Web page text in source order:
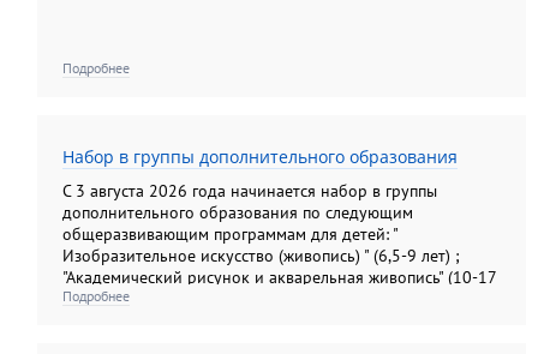
Подробнее
Набор в группы дополнительного образования
С 3 августа 2026 года начинается набор в группы
дополнительного образования по следующим
общеразвивающим программам для детей: "
Изобразительное искусство (живопись) " (6,5-9 лет) ;
"Академический рисунок и акварельная живопись" (10-17
лет); "Изобразительное искусство (рисунок, живопись,
Подробнее